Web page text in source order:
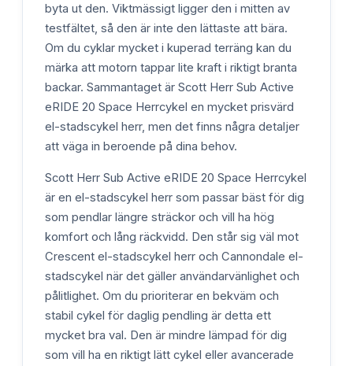
byta ut den. Viktmässigt ligger den i mitten av
testfältet, så den är inte den lättaste att bära.
Om du cyklar mycket i kuperad terräng kan du
märka att motorn tappar lite kraft i riktigt branta
backar. Sammantaget är Scott Herr Sub Active
eRIDE 20 Space Herrcykel en mycket prisvärd
el-stadscykel herr, men det finns några detaljer
att väga in beroende på dina behov.
Scott Herr Sub Active eRIDE 20 Space Herrcykel
är en el-stadscykel herr som passar bäst för dig
som pendlar längre sträckor och vill ha hög
komfort och lång räckvidd. Den står sig väl mot
Crescent el-stadscykel herr och Cannondale el-
stadscykel när det gäller användarvänlighet och
pålitlighet. Om du prioriterar en bekväm och
stabil cykel för daglig pendling är detta ett
mycket bra val. Den är mindre lämpad för dig
som vill ha en riktigt lätt cykel eller avancerade